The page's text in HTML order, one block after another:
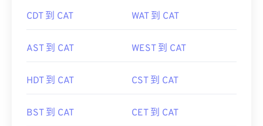
CDT 到 CAT WAT 到 CAT
AST 到 CAT WEST 到 CAT
HDT 到 CAT CST 到 CAT
BST 到 CAT CET 到 CAT